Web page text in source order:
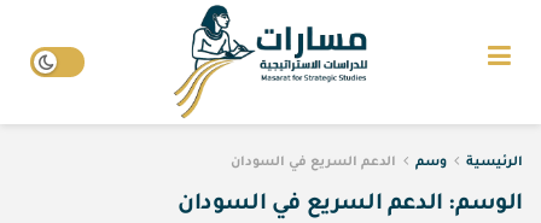
الرئيسية وسم الدعم السريع في السودان
الوسم: الدعم السريع في السودان